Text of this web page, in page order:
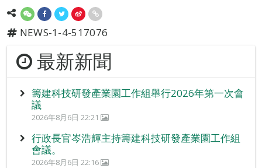
NEWS-1-4-517076
最新新聞
籌建科技研發產業園工作組舉行2026年第一次會
議
2026年8月6日 22:21
行政長官岑浩輝主持籌建科技研發產業園工作組
會議。
2026年8月6日 22:16